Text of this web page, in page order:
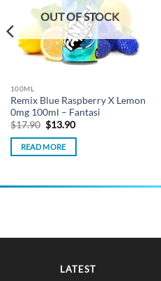
OUT OF STOCK
100ML
Remix Blue Raspberry X Lemon
0mg 100ml – Fantasi
$17.90 Original
price
was:
$17.90.
$13.90Current
is:
READ MORE
LATEST